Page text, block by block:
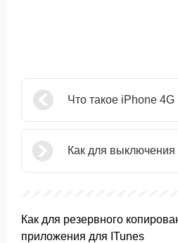
Что такое iPhone 4G
Как для
Как для резервного
приложения для ITunes